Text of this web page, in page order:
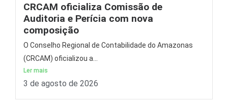
CRCAM oficializa Comissão de
Auditoria e Perícia com nova
composição
O Conselho Regional de Contabilidade do Amazonas
(CRCAM) oficializou a...
Ler mais
3 de agosto de 2026